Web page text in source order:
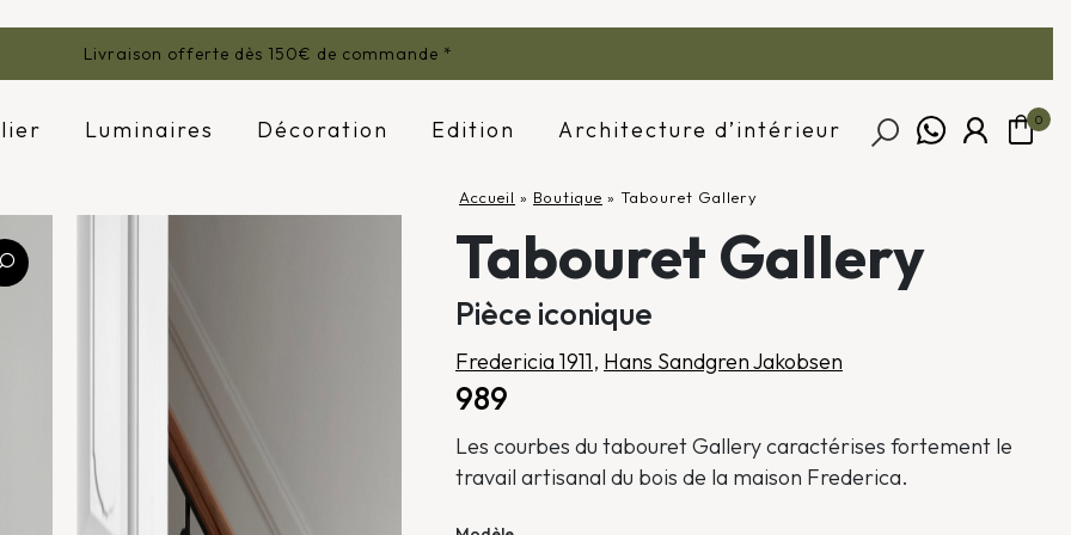
Livraison offerte dès 150€ de commande *
Luminaires Décoration Edition Architecture d’intérieur 0
Accueil » Boutique » Tabouret Gallery
Tabouret Gallery
Pièce iconique
Fredericia 1911, Hans Sandgren Jakobsen
989
Les courbes du tabouret Gallery caractérises fortement le
travail artisanal du bois de la maison Frederica.